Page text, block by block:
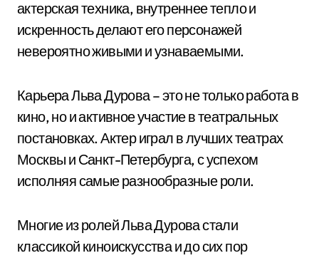
актерская техника, внутреннее тепло и
искренность делают его персонажей
невероятно живыми и узнаваемыми.
Карьера Льва Дурова – это не только работа в
кино, но и активное участие в театральных
постановках. Актер играл в лучших театрах
Москвы и Санкт-Петербурга, с успехом
исполняя самые разнообразные роли.
Многие из ролей Льва Дурова стали
классикой киноискусства и до сих пор